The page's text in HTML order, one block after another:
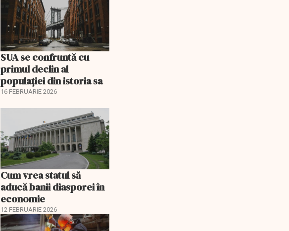
SUA se confruntă cu
primul declin al
populației din istoria sa
16 FEBRUARIE 2026
Cum vrea statul să
aducă banii diasporei în
economie
12 FEBRUARIE 2026